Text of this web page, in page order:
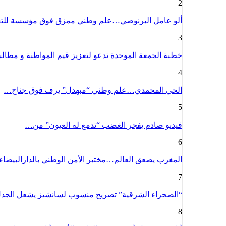
2
ألو عامل البرنوصي…علم وطني ممزق فوق مؤسسة
3
خطبة الجمعة الموحدة تدعو لتعزيز قيم المواطنة و
4
الحي المحمدي…علم وطني “مبهدل” يرف فوق جناح…
5
فيديو صادم يفجر الغضب “تدمع له العيون” من…
6
المغرب يصعق العالم…مختبر الأمن الوطني
7
“الصحراء الشرقية” تصريح منسوب لسانشيز يشعل
8